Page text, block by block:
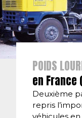
POIDS
en France
Deuxième
repris